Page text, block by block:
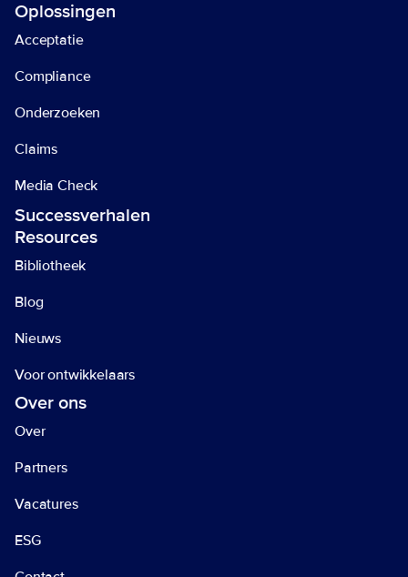
Oplossingen
Acceptatie
Compliance
Onderzoeken
Claims
Media Check
Successverhalen
Resources
Bibliotheek
Blog
Nieuws
Voor ontwikkelaars
Over ons
Over
Partners
Vacatures
ESG